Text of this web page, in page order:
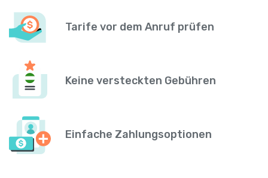
Tarife vor dem Anruf prüfen
Keine versteckten Gebühren
Einfache Zahlungsoptionen